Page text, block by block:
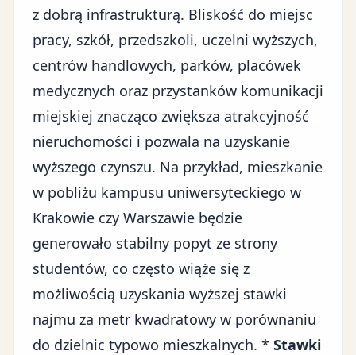
z dobrą infrastrukturą. Bliskość do miejsc
pracy, szkół, przedszkoli, uczelni wyższych,
centrów handlowych, parków, placówek
medycznych oraz przystanków komunikacji
miejskiej znacząco zwiększa atrakcyjność
nieruchomości i pozwala na uzyskanie
wyższego czynszu. Na przykład, mieszkanie
w pobliżu kampusu uniwersyteckiego w
Krakowie czy Warszawie będzie
generowało stabilny popyt ze strony
studentów, co często wiąże się z
możliwością uzyskania wyższej stawki
najmu za metr kwadratowy w porównaniu
do dzielnic typowo mieszkalnych. * Stawki